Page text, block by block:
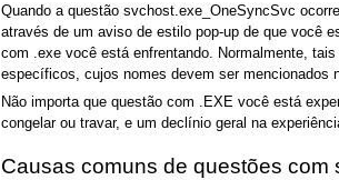
Quando a questão svchost.exe_OneSyncSvc
através de um aviso de estilo pop-up de que você
com .exe você está enfrentando. Normalmente,
específicos, cujos nomes devem ser mencionados
Não importa que questão com .EXE você está
congelar ou travar, e um declínio geral na
Causas comuns de questões